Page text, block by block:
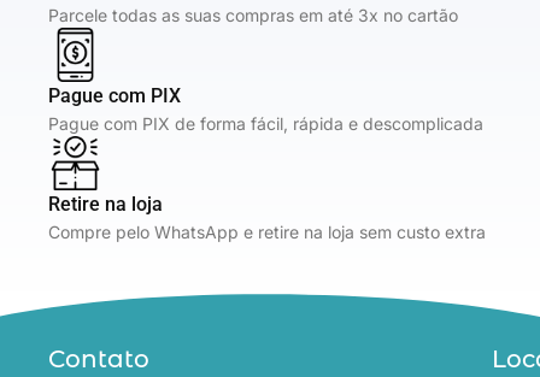
Parcele todas as suas compras em até 3x no cartão
Pague com PIX
Pague com PIX de forma fácil, rápida e descomplicada
Retire na loja
Compre pelo WhatsApp e retire na loja sem custo extra
Contato